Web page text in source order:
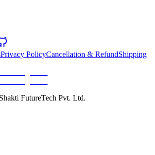
Privacy PolicyCancellation & RefundShipping
FutureTech Pvt. Ltd.